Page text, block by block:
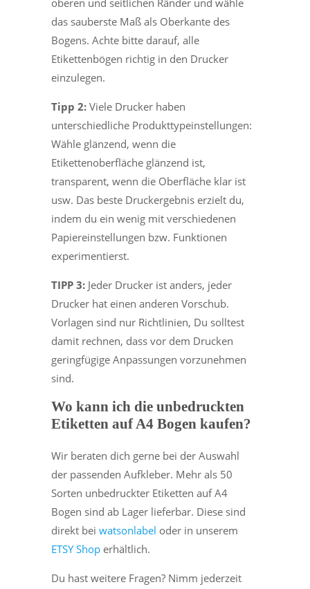
oberen und seitlichen Ränder und wähle
das sauberste Maß als Oberkante des
Bogens. Achte bitte darauf, alle
Etikettenbögen richtig in den Drucker
einzulegen.
Tipp 2: Viele Drucker haben
unterschiedliche Produkttypeinstellungen:
Wähle glänzend, wenn die
Etikettenoberfläche glänzend ist,
transparent, wenn die Oberfläche klar ist
usw. Das beste Druckergebnis erzielt du,
indem du ein wenig mit verschiedenen
Papiereinstellungen bzw. Funktionen
experimentierst.
TIPP 3: Jeder Drucker ist anders, jeder
Drucker hat einen anderen Vorschub.
Vorlagen sind nur Richtlinien, Du solltest
damit rechnen, dass vor dem Drucken
geringfügige Anpassungen vorzunehmen
sind.
Wo kann ich die unbedruckten
Etiketten auf A4 Bogen kaufen?
Wir beraten dich gerne bei der Auswahl
der passenden Aufkleber. Mehr als 50
Sorten unbedruckter Etiketten auf A4
Bogen sind ab Lager lieferbar. Diese sind
direkt bei watsonlabel oder in unserem
ETSY Shop erhältlich.
Du hast weitere Fragen? Nimm jederzeit